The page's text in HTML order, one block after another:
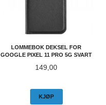
LOMMEBOK DEKSEL FOR
GOOGLE PIXEL 11 PRO 5G SVART
Pris
149,00
KJØP